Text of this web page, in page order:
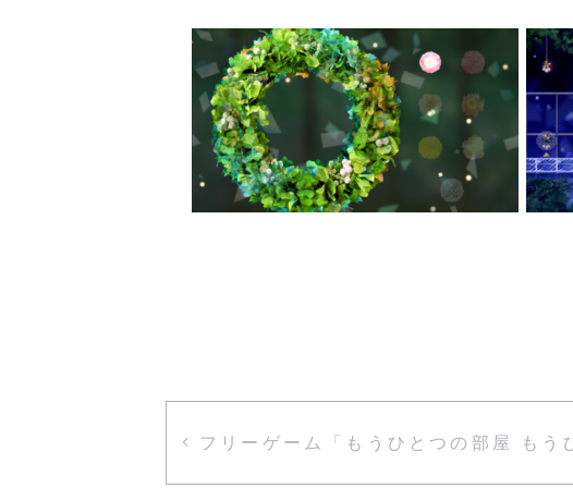
フリーゲーム「もうひとつの部屋 もう